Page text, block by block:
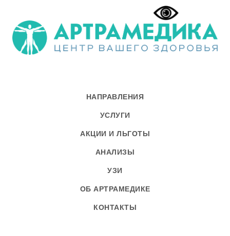
НАПРАВЛЕНИЯ
УСЛУГИ
АКЦИИ И ЛЬГОТЫ
АНАЛИЗЫ
УЗИ
ОБ АРТРАМЕДИКЕ
КОНТАКТЫ